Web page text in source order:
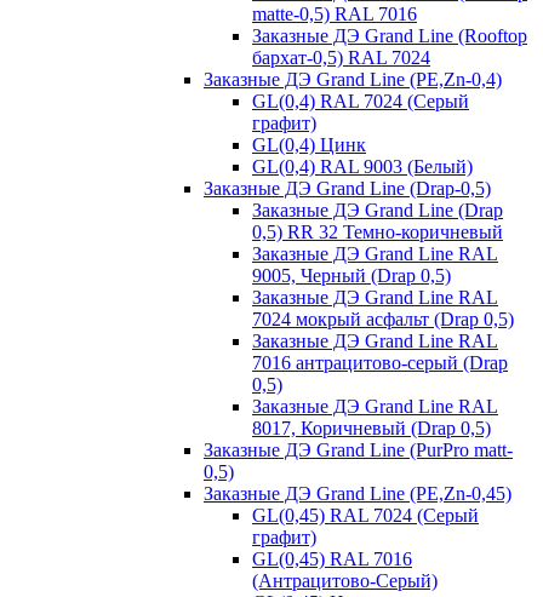
matte-0,5) RAL 7016
Заказные ДЭ Grand Line (Rooftop
бархат-0,5) RAL 7024
Заказные ДЭ Grand Line (PE,Zn-0,4)
GL(0,4) RAL 7024 (Серый
графит)
GL(0,4) Цинк
GL(0,4) RAL 9003 (Белый)
Заказные ДЭ Grand Line (Drap-0,5)
Заказные ДЭ Grand Line (Drap
0,5) RR 32 Темно-коричневый
Заказные ДЭ Grand Line RAL
9005, Черный (Drap 0,5)
Заказные ДЭ Grand Line RAL
7024 мокрый асфальт (Drap 0,5)
Заказные ДЭ Grand Line RAL
7016 антрацитово-серый (Drap
0,5)
Заказные ДЭ Grand Line RAL
8017, Коричневый (Drap 0,5)
Заказные ДЭ Grand Line (PurPro matt-
0,5)
Заказные ДЭ Grand Line (PE,Zn-0,45)
GL(0,45) RAL 7024 (Серый
графит)
GL(0,45) RAL 7016
(Антрацитово-Серый)